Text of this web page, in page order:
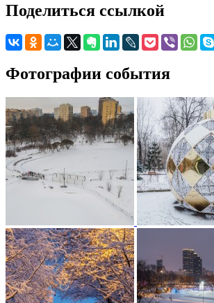
Поделиться ссылкой
Фотографии события